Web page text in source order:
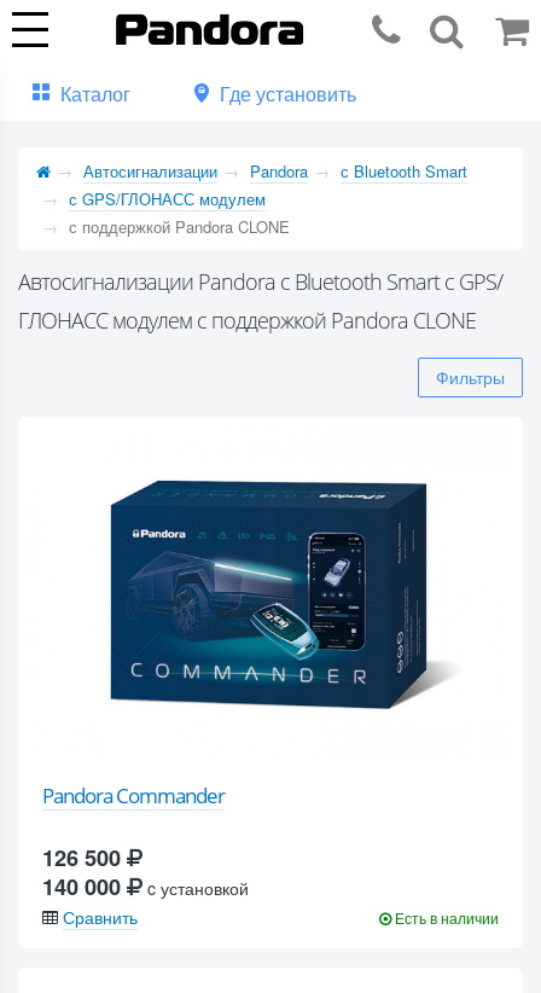
Каталог Где установить
Автосигнализации Pandora
с Bluetooth Smart
с GPS/ГЛОНАСС модулем
с поддержкой Pandora CLONE
Автосигнализации Pandora с Bluetooth Smart с GPS/
ГЛОНАСС модулем с поддержкой Pandora CLONE
Фильтры
Pandora Commander
126 500
140 000
c установкой
Сравнить
Есть в наличии